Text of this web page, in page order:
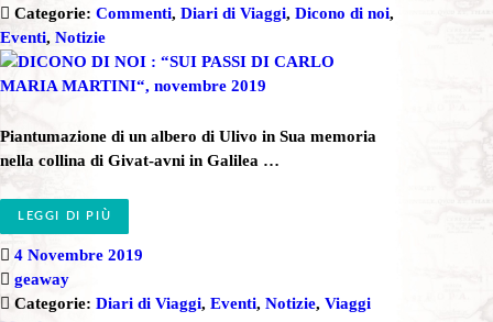
Categorie: Commenti, Diari di Viaggi, Dicono di noi,
Eventi, Notizie
Piantumazione di un albero di Ulivo in Sua memoria
nella collina di Givat-avni in Galilea …
LEGGI DI PIÙ
4 Novembre 2019
geaway
Categorie: Diari di Viaggi, Eventi, Notizie, Viaggi